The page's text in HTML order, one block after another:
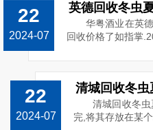
22
2024-07
华粤酒业在英
回收价格了如指掌
22
2024-07
清城回收冬
完,将其存放在某